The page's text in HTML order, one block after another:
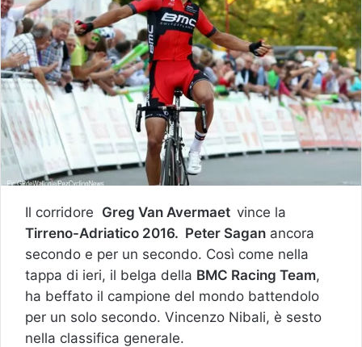
Il corridore Greg Van Avermaet vince la
Tirreno-Adriatico 2016. Peter Sagan ancora
secondo e per un secondo. Così come nella
tappa di ieri, il belga della BMC Racing Team,
ha beffato il campione del mondo battendolo
per un solo secondo. Vincenzo Nibali, è sesto
nella classifica generale.